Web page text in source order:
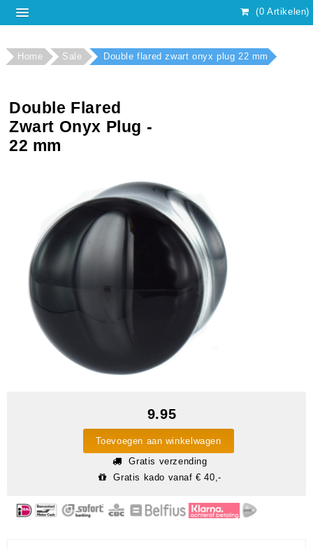
(0 Artikelen)
Home Sale Double flared zwart onyx plug 22 mm
Double Flared
Zwart Onyx Plug -
22 mm
9.95
Toevoegen aan winkelwagen
Gratis verzending
Gratis kado vanaf € 40,-